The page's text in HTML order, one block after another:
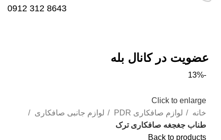
8643 312 0912
عضویت در کانال بله
-13%
Click to enlarge
خانه
لوازم صافکاری PDR
لوازم جانبی صافکاری
طناب جغجغه صافکاری ترک
Back to products